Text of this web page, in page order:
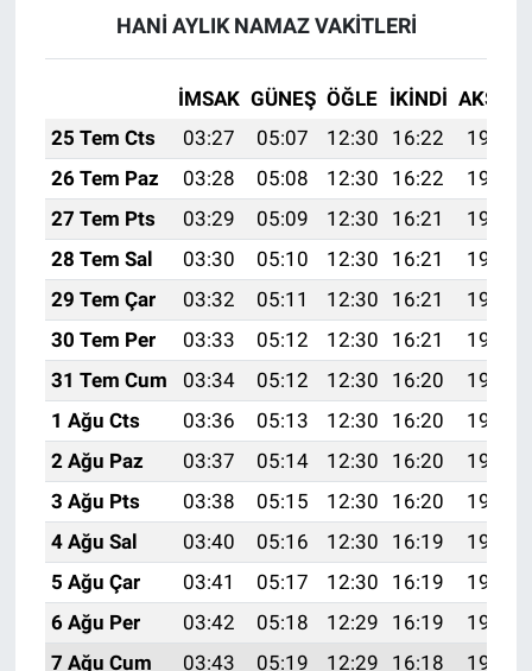
HANİ AYLIK NAMAZ VAKITLERI
İMSAK GÜNEŞ ÖĞLE İKINDI AKŞAM
25 Tem Cts
03:27 05:07 12:30 16:22
19:43
26 Tem Paz
03:28 05:08 12:30 16:22
19:42
27 Tem Pts
03:29 05:09 12:30 16:21
19:41
28 Tem Sal
03:30 05:10 12:30 16:21
19:40
29 Tem Çar
03:32 05:11 12:30 16:21
19:39
30 Tem Per
03:33 05:12 12:30 16:21
19:38
31 Tem Cum
03:34 05:12 12:30 16:20
19:37
1 Ağu Cts
03:36 05:13 12:30 16:20
19:36
2 Ağu Paz
03:37 05:14 12:30 16:20
19:35
3 Ağu Pts
03:38 05:15 12:30 16:20
19:34
4 Ağu Sal
03:40 05:16 12:30 16:19
19:33
5 Ağu Çar
03:41 05:17 12:30 16:19
19:32
6 Ağu Per
03:42 05:18 12:29 16:19
19:31
7 Ağu Cum
03:43 05:19 12:29 16:18 19:30